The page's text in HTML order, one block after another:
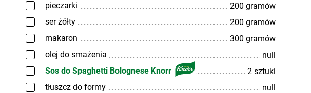
pieczarki
200 gramów
ser żółty
200 gramów
makaron
300 gramów
olej do smażenia
null
Sos do Spaghetti Bolognese Knorr
2 sztuki
tłuszcz do formy
null